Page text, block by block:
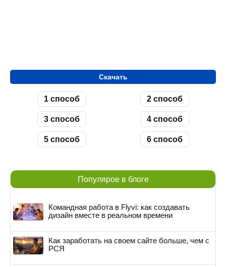
Скачать
1 способ 2 способ
3 способ 4 способ
5 способ 6 способ
Популярое в блоге
Командная работа в Flyvi: как создавать
дизайн вместе в реальном времени
Как заработать на своем сайте больше, чем с
РСЯ